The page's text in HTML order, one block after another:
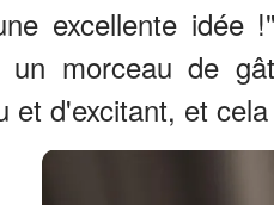
excellente idée
un morceau de
et d'excitant, et